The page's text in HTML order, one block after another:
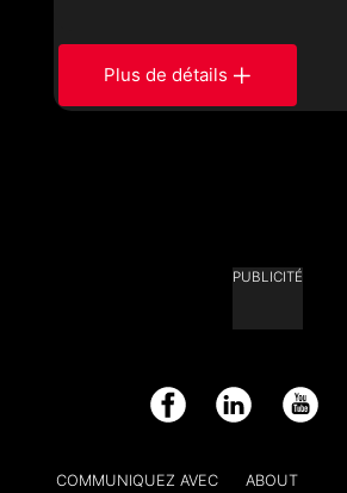
Plus de détails
PUBLICITÉ
Facebook LinkedIn YouTube
COMMUNIQUEZ AVEC
ABOUT